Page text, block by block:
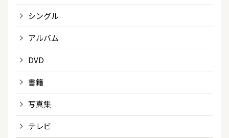
シングル
アルバム
DVD
書籍
写真集
テレビ